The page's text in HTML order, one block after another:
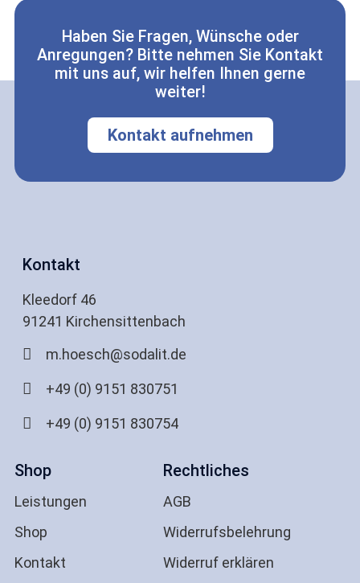
Haben Sie Fragen, Wünsche oder
Anregungen? Bitte nehmen Sie Kontakt
mit uns auf, wir helfen Ihnen gerne
weiter!
Kontakt aufnehmen
Kontakt
Kleedorf 46
91241 Kirchensittenbach
m.hoesch@sodalit.de
+49 (0) 9151 830751
+49 (0) 9151 830754
Shop
Leistungen
Shop
Kontakt
Rechtliches
AGB
Widerrufsbelehrung
Widerruf erklären